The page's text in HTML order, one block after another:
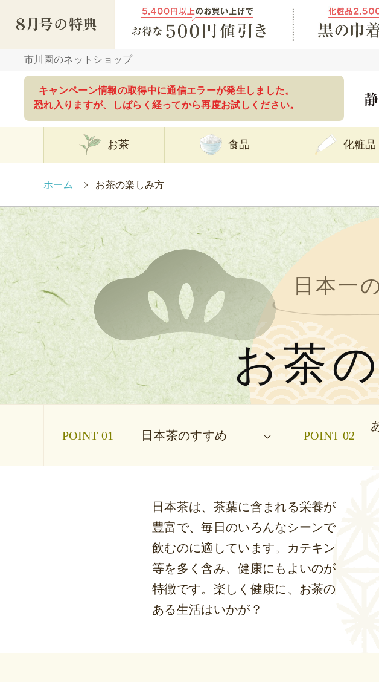
市川園のネットショップ
キャンペーン情報の取得中に通信エラーが発生しました。
恐れ入りますが、しばらく経ってから再度お試しください。
お茶 食品 化粧品
ホーム > お茶の楽しみ方
日本一
お茶
POINT 01 日本茶のすすめ POINT 02
日本茶は、茶葉に含まれる栄養が
豊富で、毎日のいろんなシーンで
飲むのに適しています。カテキン
等を多く含み、健康にもよいのが
特徴です。楽しく健康に、お茶の
ある生活はいかが？